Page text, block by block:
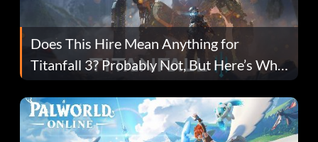
Does This Hire Mean Anything for
Titanfall 3? Probably Not, But Here’s Why
Fans Are Hopeful